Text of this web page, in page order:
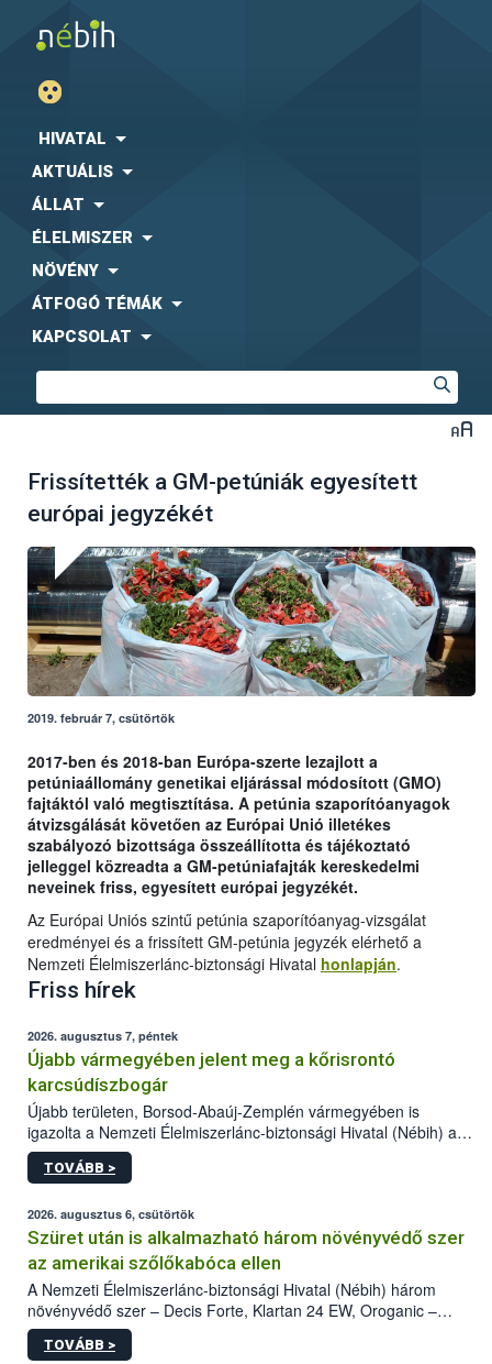
HIVATAL
AKTUÁLIS
ÁLLAT
ÉLELMISZER
NÖVÉNY
ÁTFOGÓ TÉMÁK
KAPCSOLAT
Frissítették a GM-petúniák egyesített
európai jegyzékét
2019. február 7, csütörtök
2017-ben és 2018-ban Európa-szerte lezajlott a
petúniaállomány genetikai eljárással módosított (GMO)
fajtáktól való megtisztítása. A petúnia szaporítóanyagok
átvizsgálását követően az Európai Unió illetékes
szabályozó bizottsága összeállította és tájékoztató
jelleggel közreadta a GM-petúniafajták kereskedelmi
neveinek friss, egyesített európai jegyzékét.
Az Európai Uniós szintű petúnia szaporítóanyag-vizsgálat
eredményei és a frissített GM-petúnia jegyzék elérhető a
Nemzeti Élelmiszerlánc-biztonsági Hivatal honlapján.
Friss hírek
2026. augusztus 7, péntek
Újabb vármegyében jelent meg a kőrisrontó
karcsúdíszbogár
Újabb területen, Borsod-Abaúj-Zemplén vármegyében is
igazolta a Nemzeti Élelmiszerlánc-biztonsági Hivatal (Nébih) a
kőrisrontó karcsúdíszbogár (Agrilus planipennis) jelenlétét. A
kártevőt nem csak színcsapdában találták meg, de már fertőzött
az intenzív felderítést, emellett az intézkedéseket a szlovák
hatósággal is összehangolják a terjedés megállítása érdekében.
TOVÁBB >
2026. augusztus 6, csütörtök
Szüret után is alkalmazható három növényvédő szer
az amerikai szőlőkabóca ellen
A Nemzeti Élelmiszerlánc-biztonsági Hivatal (Nébih) három
növényvédő szer – Decis Forte, Klartan 24 EW, Oroganic –
engedélyokiratát módosította, így azok a szüretet követően,
egészen a vesszőérettség (BBCH 91) stádiumáig
TOVÁBB >